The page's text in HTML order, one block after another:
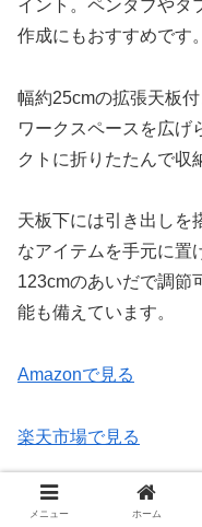
イント。ペンタブやタ
作成にもおすすめです。
幅約25cmの拡張天板
ワークスペースを広げ
クトに折りたたんで収
天板下には引き出しを
なアイテムを手元に置
123cmのあいだで調節
能も備えています。
Amazonで見る
楽天市場で見る
コクヨ(KOKUYO)
メニュー ホーム